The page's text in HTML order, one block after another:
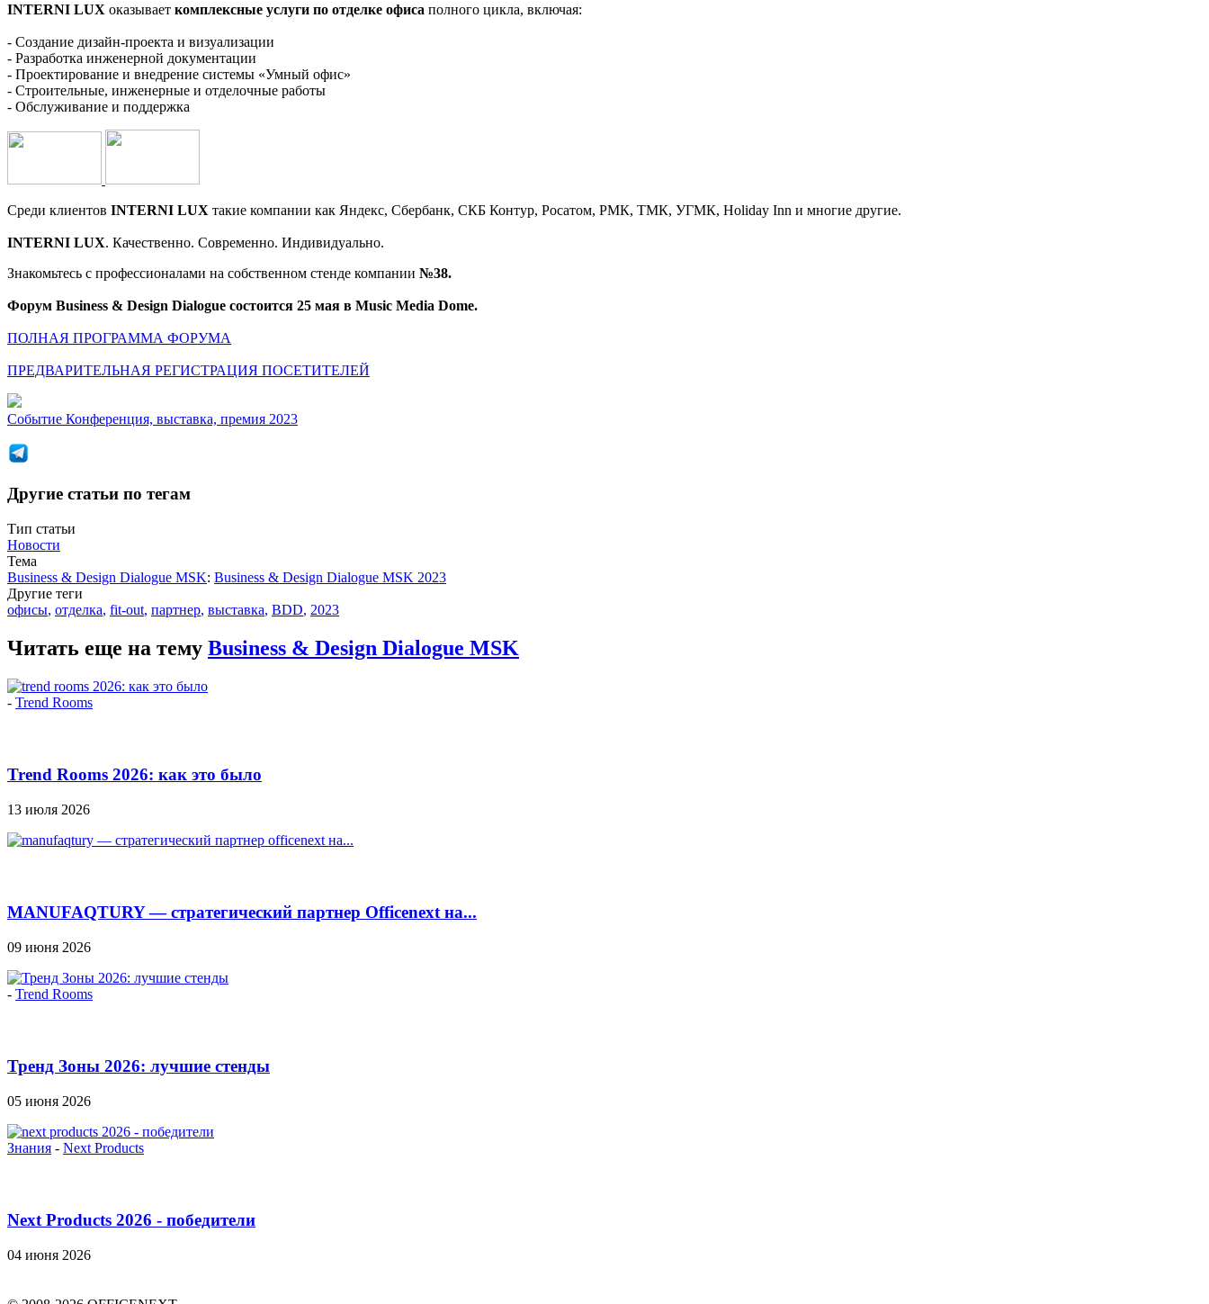
INTERNI LUX оказывает комплексные услуги по отделке офиса полного цикла, включая:
- Создание дизайн-проекта и визуализации
- Разработка инженерной документации
- Проектирование и внедрение системы «Умный офис»
- Строительные, инженерные и отделочные работы
- Обслуживание и поддержка
Среди клиентов INTERNI LUX такие компании как Яндекс, Сбербанк, СКБ Контур, Росатом, РМК, ТМК, УГМК, Holiday Inn и многие другие.
INTERNI LUX. Качественно. Современно. Индивидуально.
Знакомьтесь с профессионалами на собственном стенде компании №38.
Форум Business & Design Dialogue состоится 25 мая в Music Media Dome.
ПОЛНАЯ ПРОГРАММА ФОРУМА
ПРЕДВАРИТЕЛЬНАЯ РЕГИСТРАЦИЯ ПОСЕТИТЕЛЕЙ
Событие Конференция, выставка, премия 2023
Другие статьи по тегам
Тип статьи
Новости
Тема
Business & Design Dialogue MSK: Business & Design Dialogue MSK 2023
Другие теги
офисы, отделка, fit-out, партнер, выставка, BDD, 2023
Читать еще на тему Business & Design Dialogue MSK
- Trend Rooms
Trend Rooms 2026: как это было
13 июля 2026
MANUFAQTURY — стратегический партнер Officenext на...
09 июня 2026
- Trend Rooms
Тренд Зоны 2026: лучшие стенды
05 июня 2026
Знания - Next Products
Next Products 2026 - победители
04 июня 2026